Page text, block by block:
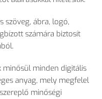
szöveg, ábra, logó,
számára biztosít
minősül minden digitális
anyag, mely megfelel
minőségi